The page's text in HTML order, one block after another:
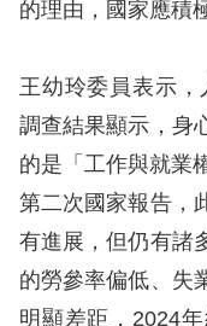
回
首
頁
網
站
的理由，國家應積
王幼玲委員表示，
調查結果顯示，身
的是「工作與就業
第二次國家報告，
有進展，但仍有諸
的勞參率偏低、失
明顯差距，2024